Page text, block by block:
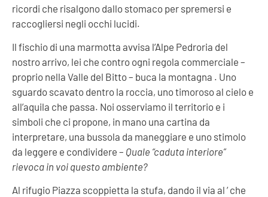
ricordi che risalgono dallo stomaco per spremersi e
raccogliersi negli occhi lucidi.
Il fischio di una marmotta avvisa l’Alpe Pedroria del
nostro arrivo, lei che contro ogni regola commerciale –
proprio nella Valle del Bitto – buca la montagna . Uno
sguardo scavato dentro la roccia, uno timoroso al cielo e
all’aquila che passa. Noi osserviamo il territorio e i
simboli che ci propone, in mano una cartina da
interpretare, una bussola da maneggiare e uno stimolo
da leggere e condividere – Quale “caduta interiore”
rievoca in voi questo ambiente?
Al rifugio Piazza scoppietta la stufa, dando il via al ’ che